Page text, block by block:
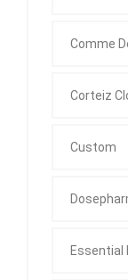
Comme
Corteiz
Custom
Essential